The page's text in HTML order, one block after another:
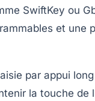
SwiftKey ou
et une
par appui
la touche de